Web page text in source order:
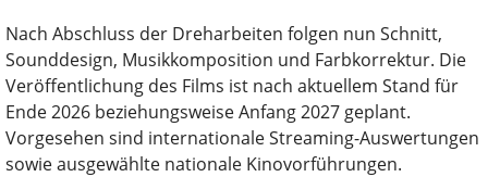
Nach Abschluss der Dreharbeiten folgen nun Schnitt,
Sounddesign, Musikkomposition und Farbkorrektur. Die
Veröffentlichung des Films ist nach aktuellem Stand für
Ende 2026 beziehungsweise Anfang 2027 geplant.
Vorgesehen sind internationale Streaming-Auswertungen
sowie ausgewählte nationale Kinovorführungen.